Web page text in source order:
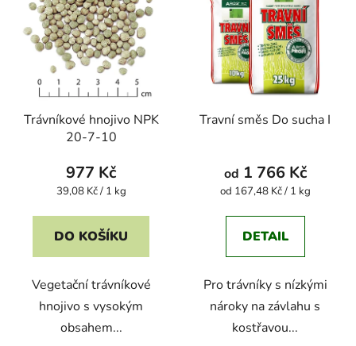
Trávníkové hnojivo NPK
20-7-10
977 Kč
Měrná
39,08 Kč / 1 kg
DO KOŠÍKU
Vegetační trávníkové
hnojivo s vysokým
obsahem...
Travní směs Do sucha I
od 1 766 Kč
Měrná
od 167,48 Kč / 1 kg
DETAIL
Pro trávníky s nízkými
nároky na závlahu s
kostřavou...